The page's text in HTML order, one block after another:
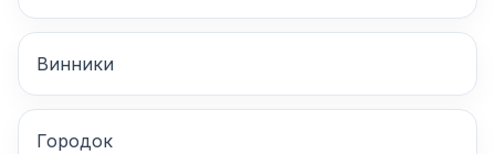
Винники
Городок